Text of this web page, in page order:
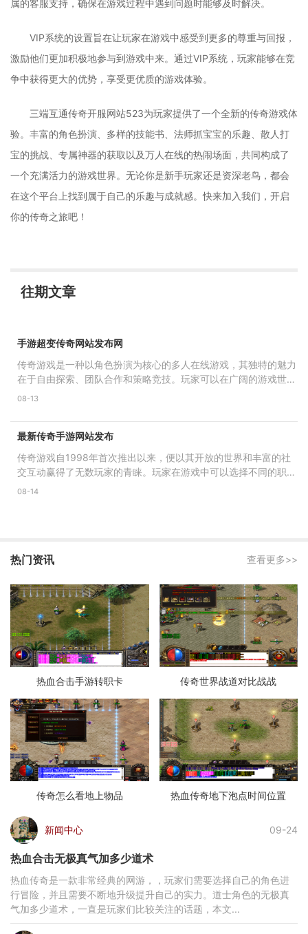
属的客服支持，确保在游戏过程中遇到问题时能够及时解决。
VIP系统的设置旨在让玩家在游戏中感受到更多的尊重与回报，
激励他们更加积极地参与到游戏中来。通过VIP系统，玩家能够在竞
争中获得更大的优势，享受更优质的游戏体验。
三端互通传奇开服网站523为玩家提供了一个全新的传奇游戏体
验。丰富的角色扮演、多样的技能书、法师抓宝宝的乐趣、散人打
宝的挑战、专属神器的获取以及万人在线的热闹场面，共同构成了
一个充满活力的游戏世界。无论你是新手玩家还是资深老鸟，都会
在这个平台上找到属于自己的乐趣与成就感。快来加入我们，开启
你的传奇之旅吧！
往期文章
手游超变传奇网站发布网
传奇游戏是一种以角色扮演为核心的多人在线游戏，其独特的魅力
在于自由探索、团队合作和策略竞技。玩家可以在广阔的游戏世界
中选择不同的职业，体
08-13
最新传奇手游网站发布
传奇游戏自1998年首次推出以来，便以其开放的世界和丰富的社
交互动赢得了无数玩家的青睐。玩家在游戏中可以选择不同的职
业，如战士、法师、道士等，
08-14
热门资讯 查看更多>>
热血合击手游转职卡 传奇世界战道对比战战
传奇怎么看地上物品 热血传奇地下泡点时间位置
新闻中心 09-24
热血合击无极真气加多少道术
热血传奇是一款非常经典的网游，，玩家们需要选择自己的角色进
行冒险，并且需要不断地升级提升自己的实力。道士角色的无极真
气加多少道术，一直是玩家们比较关注的话题，本文...